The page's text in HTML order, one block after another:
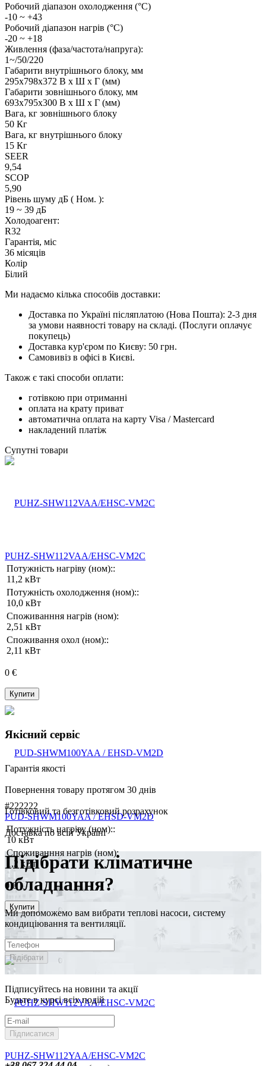
Робочий діапазон охолодження (°C)
-10 ~ +43
Робочий діапазон нагрів (°C)
-20 ~ +18
Живлення (фаза/частота/напруга):
1~/50/220
Габарити внутрішнього блоку, мм
295x798x372 В x Ш x Г (мм)
Габарити зовнішнього блоку, мм
693x795x300 В x Ш x Г (мм)
Вага, кг зовнішнього блоку
50 Кг
Вага, кг внутрішнього блоку
15 Кг
SEER
9,54
SCOP
5,90
Рівень шуму дБ ( Ном. ):
19 ~ 39 дБ
Холодоагент:
R32
Гарантія, міс
36 місяців
Колір
Білий
Ми надаємо кілька способів доставки:
Доставка по Україні післяплатою (Нова Пошта): 2-3 дня
за умови наявності товару на складі. (Послуги оплачує
покупець)
Доставка кур'єром по Києву: 50 грн.
Самовивіз в офісі в Києві.
Також є такі способи оплати:
готівкою при отриманні
оплата на крату приват
автоматична оплата на карту Visa / Mastercard
накладений платіж
Супутні товари
PUHZ-SHW112VAA/EHSC-VM2C
Потужність нагріву (ном)::
11,2 кВт
Потужність охолодження (ном)::
10,0 кВт
Споживанння нагрів (ном):
2,51 кВт
Споживання охол (ном)::
2,11 кВт
0 €
Купити
#222222
PUD-SHWM100YAA / EHSD-VM2D
Потужність нагріву (ном)::
10 кВт
Споживанння нагрів (ном):
1,2 кВт
0 €
Купити
PUHZ-SHW112YAA/EHSC-VM2C
Якісний сервіс
Гарантія якості
Повернення товару протягом 30 днів
Готівковий та безготівковий розрахунок
Доставка по всій Україні
Підібрати кліматичне
обладнання?
Ми допоможемо вам вибрати теплові насоси, систему
кондиціювання та вентиляції.
Підібрати
Підписуйтесь на новини та акції
Будьте в курсі всіх подій
Підписатися